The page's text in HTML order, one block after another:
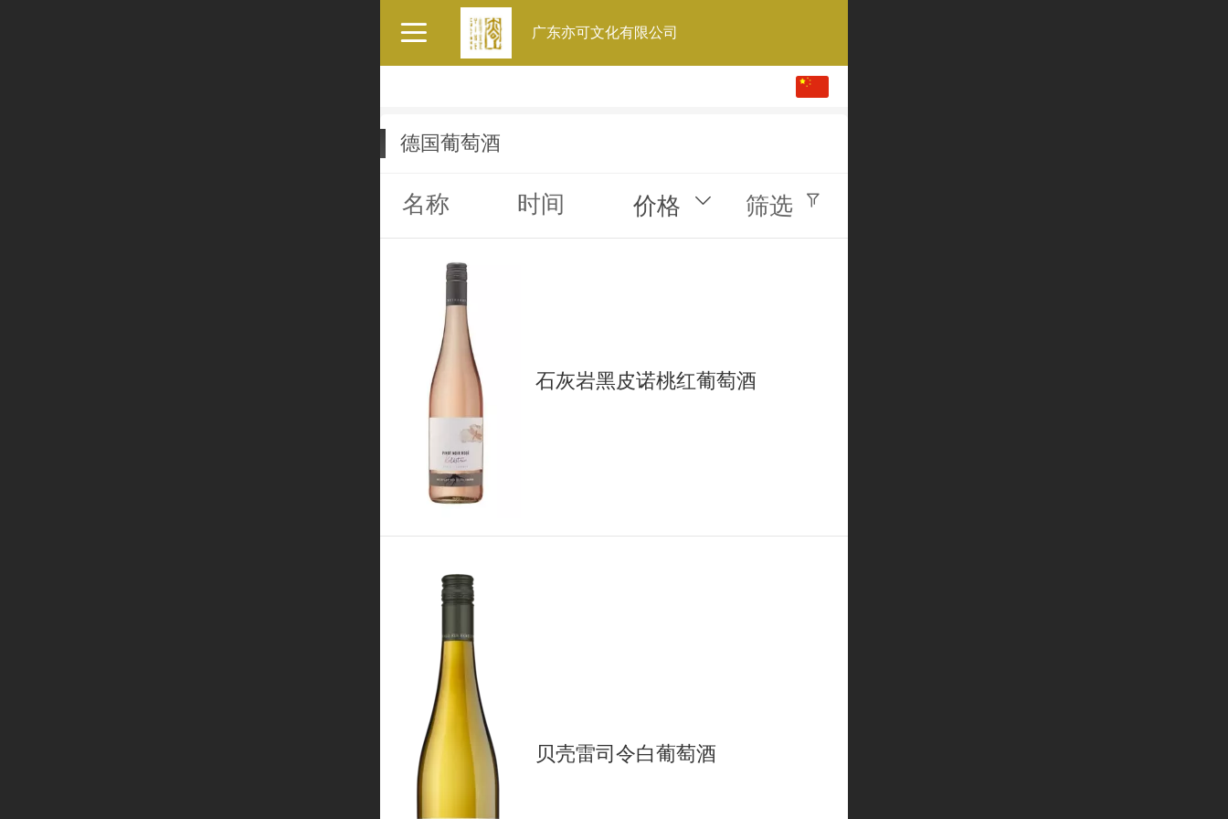
广东亦可文化有限公司
德国葡萄酒
名称 时间 价格 筛选
石灰岩黑皮诺桃红葡萄酒
贝壳雷司令白葡萄酒